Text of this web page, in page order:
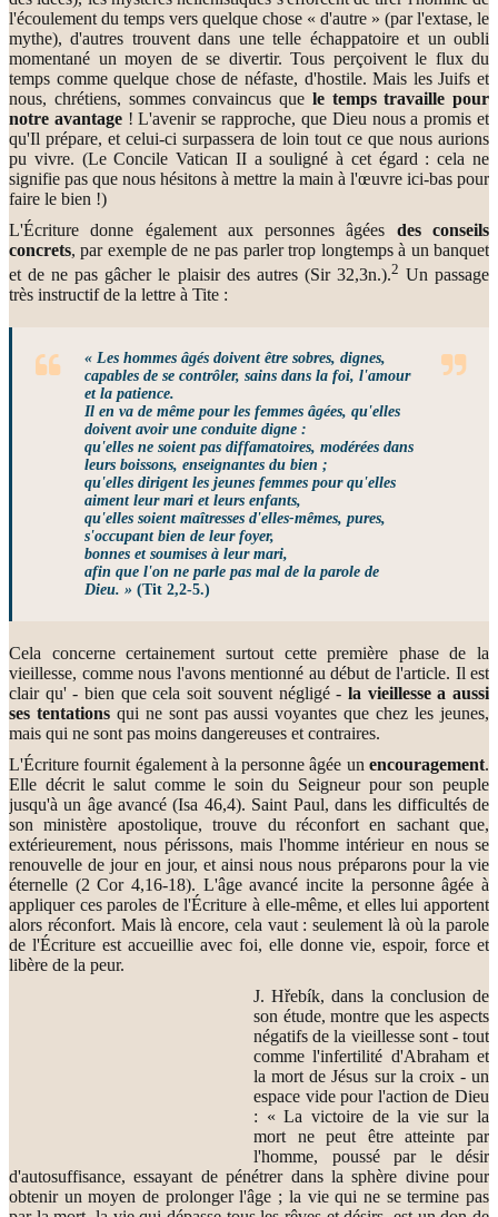
l'écoulement du temps vers quelque chose « d'autre » (par l'extase, le
mythe), d'autres trouvent dans une telle échappatoire et un oubli
momentané un moyen de se divertir. Tous perçoivent le flux du
temps comme quelque chose de néfaste, d'hostile. Mais les Juifs et
nous, chrétiens, sommes convaincus que le temps travaille pour
notre avantage! L'avenir se rapproche, que Dieu nous a promis et
qu'Il prépare, et celui-ci surpassera de loin tout ce que nous aurions
pu vivre. (Le Concile Vatican II a souligné à cet égard : cela ne
signifie pas que nous hésitons à mettre la main à l'œuvre ici-bas pour
faire le bien !)
L'Écriture donne également aux personnes âgées des conseils
concrets, par exemple de ne pas parler trop longtemps à un banquet
et de ne pas gâcher le plaisir des autres (Sir 32,3n.).2 Un passage
très instructif de la lettre à Tite :
« Les hommes âgés doivent être sobres, dignes,
capables de se contrôler, sains dans la foi, l'amour
et la patience.
Il en va de même pour les femmes âgées, qu'elles
doivent avoir une conduite digne :
qu'elles ne soient pas diffamatoires, modérées dans
leurs boissons, enseignantes du bien ;
qu'elles dirigent les jeunes femmes pour qu'elles
aiment leur mari et leurs enfants,
qu'elles soient maîtresses d'elles-mêmes, pures,
s'occupant bien de leur foyer,
bonnes et soumises à leur mari,
afin que l'on ne parle pas mal de la parole de
Dieu. » (Tit 2,2-5.)
Cela concerne certainement surtout cette première phase de la
vieillesse, comme nous l'avons mentionné au début de l'article. Il est
clair qu' - bien que cela soit souvent négligé - la vieillesse a aussi
ses tentationsqui ne sont pas aussi voyantes que chez les jeunes,
mais qui ne sont pas moins dangereuses et contraires.
L'Écriture fournit également à la personne âgée un encouragement.
Elle décrit le salut comme le soin du Seigneur pour son peuple
jusqu'à un âge avancé (Isa 46,4). Saint Paul, dans les difficultés de
son ministère apostolique, trouve du réconfort en sachant que,
extérieurement, nous périssons, mais l'homme intérieur en nous se
renouvelle de jour en jour, et ainsi nous nous préparons pour la vie
éternelle (2 Cor 4,16-18). L'âge avancé incite la personne âgée à
appliquer ces paroles de l'Écriture à elle-même, et elles lui apportent
alors réconfort. Mais là encore, cela vaut : seulement là où la parole
de l'Écriture est accueillie avec foi, elle donne vie, espoir, force et
libère de la peur.
J. Hřebík, dans la conclusion de
son étude, montre que les aspects
négatifs de la vieillesse sont - tout
comme l'infertilité d'Abraham et
la mort de Jésus sur la croix - un
espace vide pour l'action de Dieu
: « La victoire de la vie sur la
mort ne peut être atteinte par
l'homme, poussé par le désir
d'autosuffisance, essayant de pénétrer dans la sphère divine pour
obtenir un moyen de prolonger l'âge ; la vie qui ne se termine pas